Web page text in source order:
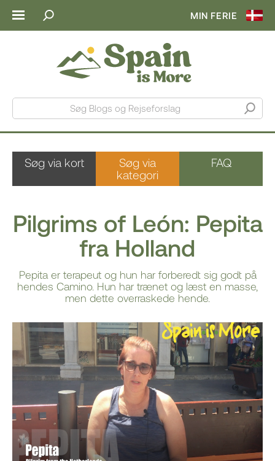
MIN FERIE
Søg Blogs og Rejseforslag
Søg via kort
Søg via
kategori
FAQ
Pilgrims of León: Pepita
fra Holland
Pepita er terapeut og hun har forberedt sig godt på
hendes Camino. Hun har trænet og læst en masse,
men dette overraskede hende.